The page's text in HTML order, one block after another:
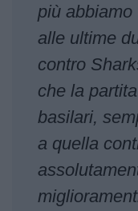
più
alle ultime
contro
che la
basilari,
a quella